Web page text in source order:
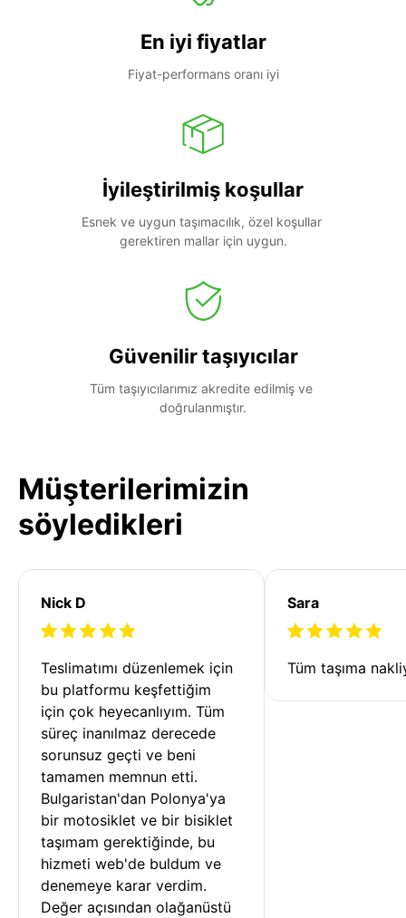
En iyi fiyatlar
Fiyat-performans oranı iyi
İyileştirilmiş koşullar
Esnek ve uygun taşımacılık, özel koşullar
gerektiren mallar için uygun.
Güvenilir taşıyıcılar
Tüm taşıyıcılarımız akredite edilmiş ve
doğrulanmıştır.
Müşterilerimizin
söyledikleri
Nick D
Teslimatımı düzenlemek için
bu platformu keşfettiğim
için çok heyecanlıyım. Tüm
süreç inanılmaz derecede
sorunsuz geçti ve beni
tamamen memnun etti.
Bulgaristan'dan Polonya'ya
bir motosiklet ve bir bisiklet
taşımam gerektiğinde, bu
hizmeti web'de buldum ve
denemeye karar verdim.
Değer açısından olağanüstü
Sara
Tüm taşıma